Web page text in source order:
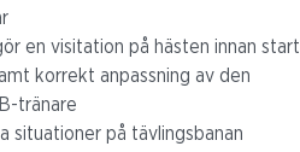
en visitation på hästen innan start
korrekt anpassning av den
tränare
situationer på tävlingsbanan